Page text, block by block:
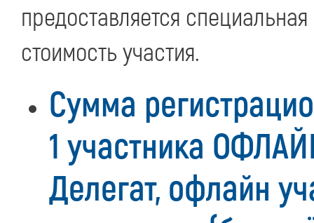
предоставляется
стоимость участия.
Сумма
1 участника
Делегат, офлайн